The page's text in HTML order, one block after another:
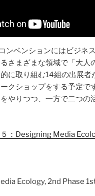
ンベンションにはビジネス
さまざまな領域で「大人
に取り組む14組の出展者
クショップをする予定で
やりつつ、一方で二つの
：Designing Media
Ecology, 2nd Phase